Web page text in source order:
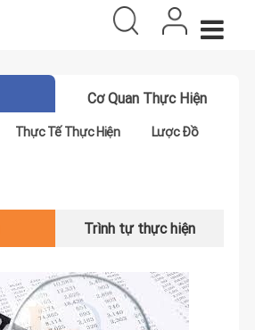
Cơ Quan Thực Hiện
Thực Tế Thực Hiện Lược Đồ
Trình tự thực hiện